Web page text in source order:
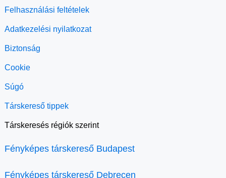
Felhasználási feltételek
Adatkezelési nyilatkozat
Biztonság
Cookie
Súgó
Társkereső tippek
Társkeresés régiók szerint
Fényképes társkereső Budapest
Fényképes társkereső Debrecen